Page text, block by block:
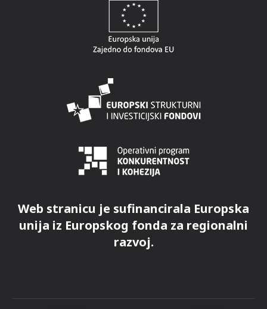
Web stranicu je sufinancirala Europska
unija iz Europskog fonda za regionalni
razvoj.